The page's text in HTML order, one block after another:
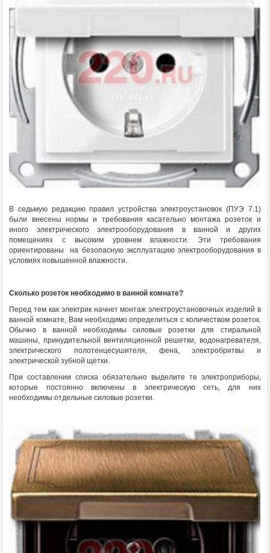
В седьмую редакцию правил устройства электроустановок (ПУЭ 7.1)
были внесены нормы и требования касательно монтажа розеток и
иного электрического электрооборудования в ванной и других
помещениях с высоким уровнем влажности. Эти требования
ориентированы на безопасную эксплуатацию электрооборудования в
условиях повышенной влажности.
Сколько розеток необходимо в ванной комнате?
Перед тем как электрик начнет монтаж электроустановочных изделий в
ванной комнате, Вам необходимо определиться с количеством розеток.
Обычно в ванной необходимы силовые розетки для стиральной
машины, принудительной вентиляционной решетки, водонагревателя,
электрического полотенцесушителя, фена, электробритвы и
электрической зубной щетки.
При составлении списка обязательно выделите те электроприборы,
которые постоянно включены в электрическую сеть, для них
необходимы отдельные силовые розетки.